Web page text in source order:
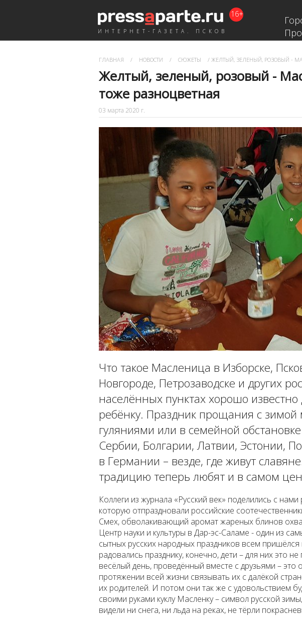
ИНТЕРНЕТ-ГАЗЕТА. ПСКОВ
16+
ГЛАВНАЯ / НОВОСТИ / СЮЖЕТЫ / ЖЕЛТЫЙ, ЗЕЛЕНЫЙ, РОЗОВЫЙ -
Желтый, зеленый, розовый -
тоже разноцветная
03 марта 2020 г.
Что такое Масленица в Изборске,
Новгороде, Петрозаводске и других
населённых пунктах хорошо
ребёнку. Праздник прощания с зимой
гуляниями или в семейной
Сербии, Болгарии, Латвии, Эстонии,
в Германии – везде, где живут
традицию теперь любят и в самом
Коллеги из журнала «Русский век» поделились с
которую отпраздновали российские
Смех, обволакивающий аромат жареных блинов
Центр науки и культуры в Дар-эс-Саламе - один из
сытных русских народных праздников всем
радовались празднику, конечно, дети – для них это
весёлый день, проведённый вместе с друзьями – это
протяжении всей жизни связывать их с далёкой
их родителей. И потом они так же с удовольствием
своими руками куклу Масленку – символ русской
видели ни снега, ни льда на реках, не тёрли